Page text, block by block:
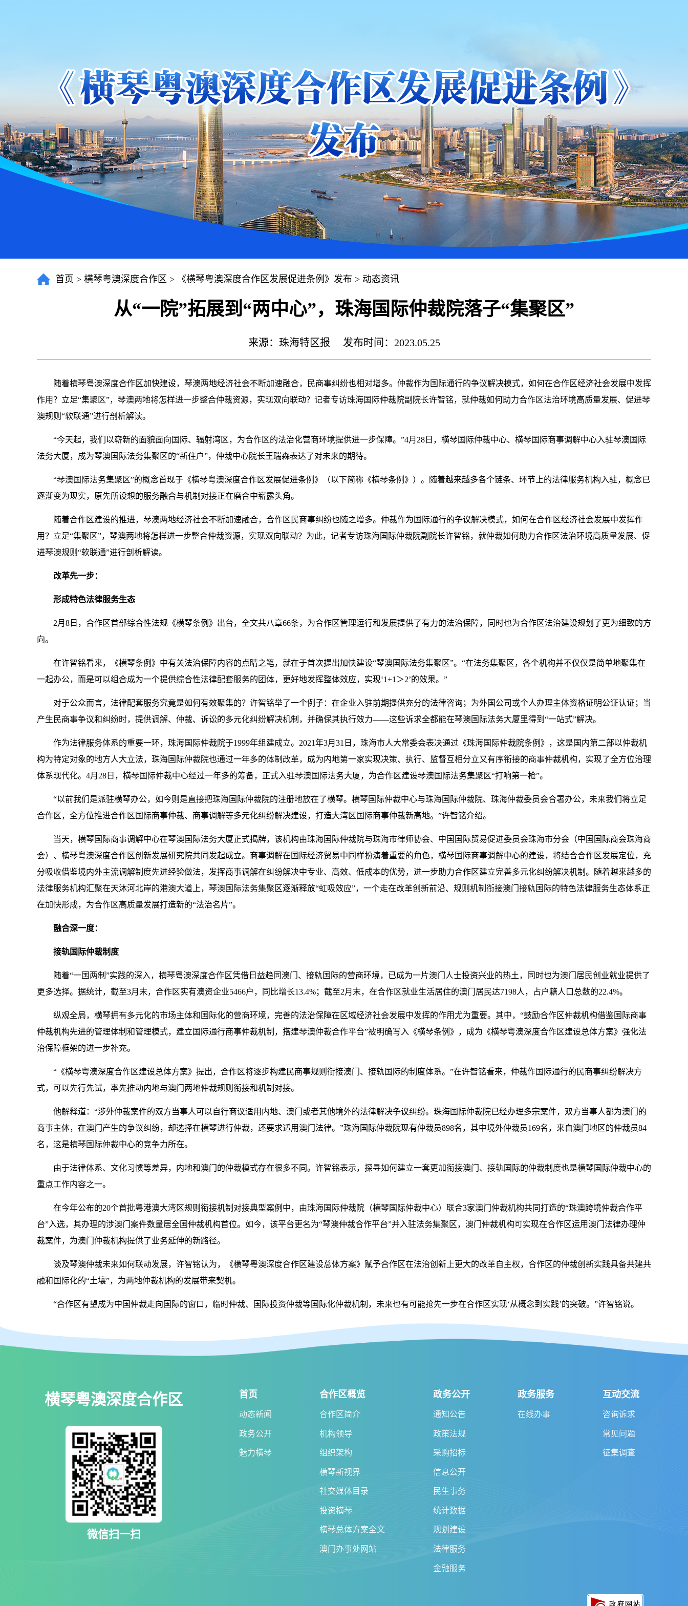
首页 > 横琴粤澳深度合作区 > 《横琴粤澳深度合作区发展促进条例》发布 > 动态资讯
从“一院”拓展到“两中心”，珠海国际仲裁院落子“集聚区”
来源：珠海特区报 发布时间：2023.05.25
随着横琴粤澳深度合作区加快建设，琴澳两地经济社会不断加速融合，民商事纠纷也相对增多。仲裁作为国际通行的争议解决模式，如何在合作区经济社会发展中发挥
作用？立足“集聚区”，琴澳两地将怎样进一步整合仲裁资源，实现双向联动？记者专访珠海国际仲裁院副院长许智铭，就仲裁如何助力合作区法治环境高质量发展、促进琴
澳规则“软联通”进行剖析解读。
“今天起，我们以崭新的面貌面向国际、辐射湾区，为合作区的法治化营商环境提供进一步保障。”4月28日，横琴国际仲裁中心、横琴国际商事调解中心入驻琴澳国际
法务大厦，成为琴澳国际法务集聚区的“新住户”，仲裁中心院长王瑞森表达了对未来的期待。
“琴澳国际法务集聚区”的概念首现于《横琴粤澳深度合作区发展促进条例》（以下简称《横琴条例》）。随着越来越多各个链条、环节上的法律服务机构入驻，概念已
逐渐变为现实，原先所设想的服务融合与机制对接正在磨合中崭露头角。
随着合作区建设的推进，琴澳两地经济社会不断加速融合，合作区民商事纠纷也随之增多。仲裁作为国际通行的争议解决模式，如何在合作区经济社会发展中发挥作
用？立足“集聚区”，琴澳两地将怎样进一步整合仲裁资源，实现双向联动？为此，记者专访珠海国际仲裁院副院长许智铭，就仲裁如何助力合作区法治环境高质量发展、促
进琴澳规则“软联通”进行剖析解读。
改革先一步：
形成特色法律服务生态
2月8日，合作区首部综合性法规《横琴条例》出台，全文共八章66条，为合作区管理运行和发展提供了有力的法治保障，同时也为合作区法治建设规划了更为细致的方
向。
在许智铭看来，《横琴条例》中有关法治保障内容的点睛之笔，就在于首次提出加快建设“琴澳国际法务集聚区”。“在法务集聚区，各个机构并不仅仅是简单地聚集在
一起办公，而是可以组合成为一个提供综合性法律配套服务的团体，更好地发挥整体效应，实现‘1+1＞2’的效果。”
对于公众而言，法律配套服务究竟是如何有效聚集的？许智铭举了一个例子：在企业入驻前期提供充分的法律咨询；为外国公司或个人办理主体资格证明公证认证；当
产生民商事争议和纠纷时，提供调解、仲裁、诉讼的多元化纠纷解决机制，并确保其执行效力——这些诉求全都能在琴澳国际法务大厦里得到“一站式”解决。
作为法律服务体系的重要一环，珠海国际仲裁院于1999年组建成立。2021年3月31日，珠海市人大常委会表决通过《珠海国际仲裁院条例》，这是国内第二部以仲裁机
构为特定对象的地方人大立法，珠海国际仲裁院也通过一年多的体制改革，成为内地第一家实现决策、执行、监督互相分立又有序衔接的商事仲裁机构，实现了全方位治理
体系现代化。4月28日，横琴国际仲裁中心经过一年多的筹备，正式入驻琴澳国际法务大厦，为合作区建设琴澳国际法务集聚区“打响第一枪”。
“以前我们是派驻横琴办公，如今则是直接把珠海国际仲裁院的注册地放在了横琴。横琴国际仲裁中心与珠海国际仲裁院、珠海仲裁委员会合署办公，未来我们将立足
合作区，全方位推进合作区国际商事仲裁、商事调解等多元化纠纷解决建设，打造大湾区国际商事仲裁新高地。”许智铭介绍。
当天，横琴国际商事调解中心在琴澳国际法务大厦正式揭牌，该机构由珠海国际仲裁院与珠海市律师协会、中国国际贸易促进委员会珠海市分会（中国国际商会珠海商
会）、横琴粤澳深度合作区创新发展研究院共同发起成立。商事调解在国际经济贸易中同样扮演着重要的角色，横琴国际商事调解中心的建设，将结合合作区发展定位，充
分吸收借鉴境内外主流调解制度先进经验做法，发挥商事调解在纠纷解决中专业、高效、低成本的优势，进一步助力合作区建立完善多元化纠纷解决机制。随着越来越多的
法律服务机构汇聚在天沐河北岸的港澳大道上，琴澳国际法务集聚区逐渐释放“虹吸效应”，一个走在改革创新前沿、规则机制衔接澳门接轨国际的特色法律服务生态体系正
在加快形成，为合作区高质量发展打造新的“法治名片”。
融合深一度：
接轨国际仲裁制度
随着“一国两制”实践的深入，横琴粤澳深度合作区凭借日益趋同澳门、接轨国际的营商环境，已成为一片澳门人士投资兴业的热土，同时也为澳门居民创业就业提供了
更多选择。据统计，截至3月末，合作区实有澳资企业5466户，同比增长13.4%；截至2月末，在合作区就业生活居住的澳门居民达7198人，占户籍人口总数的22.4%。
纵观全局，横琴拥有多元化的市场主体和国际化的营商环境，完善的法治保障在区域经济社会发展中发挥的作用尤为重要。其中，“鼓励合作区仲裁机构借鉴国际商事
仲裁机构先进的管理体制和管理模式，建立国际通行商事仲裁机制，搭建琴澳仲裁合作平台”被明确写入《横琴条例》，成为《横琴粤澳深度合作区建设总体方案》强化法
治保障框架的进一步补充。
“《横琴粤澳深度合作区建设总体方案》提出，合作区将逐步构建民商事规则衔接澳门、接轨国际的制度体系。”在许智铭看来，仲裁作国际通行的民商事纠纷解决方
式，可以先行先试，率先推动内地与澳门两地仲裁规则衔接和机制对接。
他解释道：“涉外仲裁案件的双方当事人可以自行商议适用内地、澳门或者其他境外的法律解决争议纠纷。珠海国际仲裁院已经办理多宗案件，双方当事人都为澳门的
商事主体，在澳门产生的争议纠纷，却选择在横琴进行仲裁，还要求适用澳门法律。”珠海国际仲裁院现有仲裁员898名，其中境外仲裁员169名，来自澳门地区的仲裁员84
名，这是横琴国际仲裁中心的竞争力所在。
由于法律体系、文化习惯等差异，内地和澳门的仲裁模式存在很多不同。许智铭表示，探寻如何建立一套更加衔接澳门、接轨国际的仲裁制度也是横琴国际仲裁中心的
重点工作内容之一。
在今年公布的20个首批粤港澳大湾区规则衔接机制对接典型案例中，由珠海国际仲裁院（横琴国际仲裁中心）联合3家澳门仲裁机构共同打造的“珠澳跨境仲裁合作平
台”入选，其办理的涉澳门案件数量居全国仲裁机构首位。如今，该平台更名为“琴澳仲裁合作平台”并入驻法务集聚区，澳门仲裁机构可实现在合作区运用澳门法律办理仲
裁案件，为澳门仲裁机构提供了业务延伸的新路径。
谈及琴澳仲裁未来如何联动发展，许智铭认为，《横琴粤澳深度合作区建设总体方案》赋予合作区在法治创新上更大的改革自主权，合作区的仲裁创新实践具备共建共
融和国际化的“土壤”，为两地仲裁机构的发展带来契机。
“合作区有望成为中国仲裁走向国际的窗口，临时仲裁、国际投资仲裁等国际化仲裁机制，未来也有可能抢先一步在合作区实现‘从概念到实践’的突破。”许智铭说。
横琴粤澳深度合作区
微信扫一扫
首页
动态新闻
政务公开
魅力横琴
合作区概览
合作区简介
机构领导
组织架构
横琴新视界
社交媒体目录
投资横琴
横琴总体方案全文
澳门办事处网站
政务公开
通知公告
政策法规
采购招标
信息公开
民生事务
统计数据
规划建设
法律服务
金融服务
政务服务
在线办事
互动交流
咨询诉求
常见问题
征集调查